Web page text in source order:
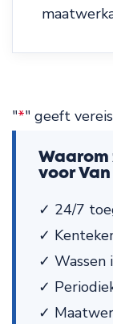
"*" geeft
Waarom
voor
✓ 24/7
✓
✓ Wassen
✓
✓